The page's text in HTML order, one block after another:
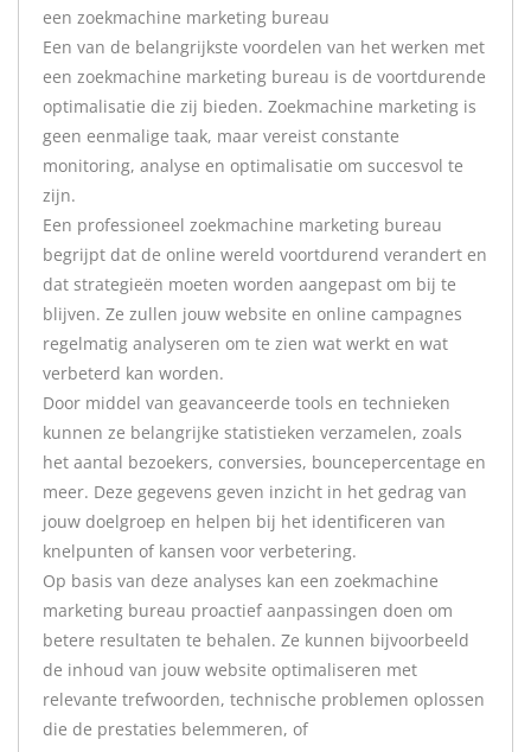
een zoekmachine marketing bureau
Een van de belangrijkste voordelen van het werken met
een zoekmachine marketing bureau is de voortdurende
optimalisatie die zij bieden. Zoekmachine marketing is
geen eenmalige taak, maar vereist constante
monitoring, analyse en optimalisatie om succesvol te
zijn.
Een professioneel zoekmachine marketing bureau
begrijpt dat de online wereld voortdurend verandert en
dat strategieën moeten worden aangepast om bij te
blijven. Ze zullen jouw website en online campagnes
regelmatig analyseren om te zien wat werkt en wat
verbeterd kan worden.
Door middel van geavanceerde tools en technieken
kunnen ze belangrijke statistieken verzamelen, zoals
het aantal bezoekers, conversies, bouncepercentage en
meer. Deze gegevens geven inzicht in het gedrag van
jouw doelgroep en helpen bij het identificeren van
knelpunten of kansen voor verbetering.
Op basis van deze analyses kan een zoekmachine
marketing bureau proactief aanpassingen doen om
betere resultaten te behalen. Ze kunnen bijvoorbeeld
de inhoud van jouw website optimaliseren met
relevante trefwoorden, technische problemen oplossen
die de prestaties belemmeren, of